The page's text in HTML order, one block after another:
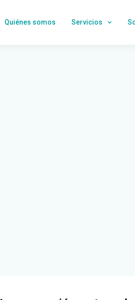
Quiénes somos Servicios